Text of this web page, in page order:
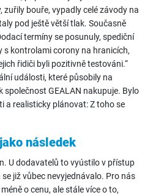
zuřily bouře, vypadly celé závody na
pod ještě větší tlak. Současně
termíny se posunuly, spediční
s kontrolami corony na hranicích,
řidiči byli pozitivně testováni.“
události, které působily na
společnost GEALAN nakupuje. Bylo
a realisticky plánovat: Z toho se
následek
U dodavatelů to vyústilo v přístup
již vůbec nevyjednávalo. Pro nás
o cenu, ale stále více o to,